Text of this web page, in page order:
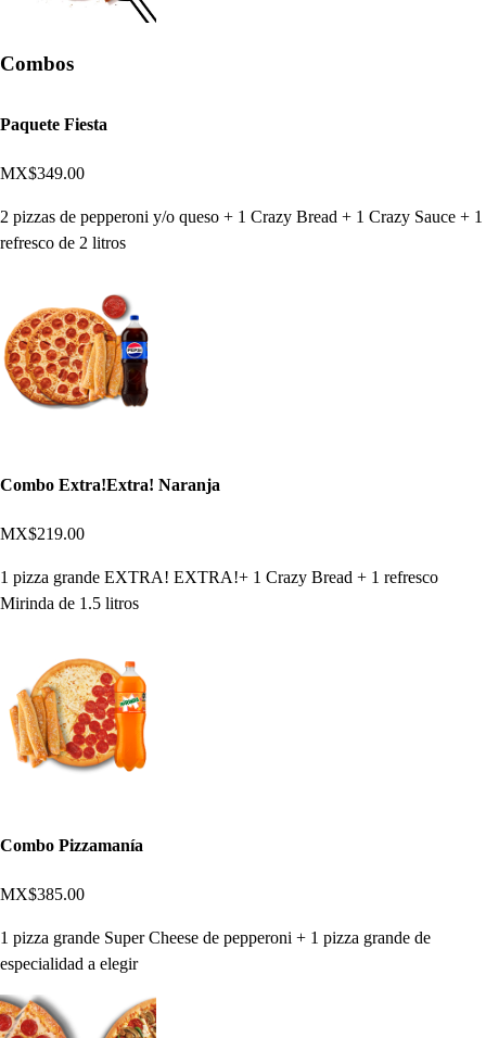
Combos
Paquete Fiesta
MX$349.00
2 pizzas de pepperoni y/o queso + 1 Crazy Bread + 1 Crazy Sauce + 1
refresco de 2 litros
Combo Extra!Extra! Naranja
MX$219.00
1 pizza grande EXTRA! EXTRA!+ 1 Crazy Bread + 1 refresco
Mirinda de 1.5 litros
Combo Pizzamanía
MX$385.00
1 pizza grande Super Cheese de pepperoni + 1 pizza grande de
especialidad a elegir